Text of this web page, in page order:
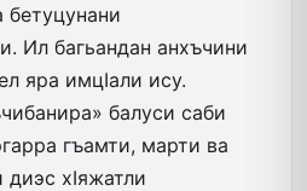
бетуцунани
Ил багьандан анхъчини
яра имцIали ису.
балуси саби
гъамти, марти ва
диэс хIяжатли